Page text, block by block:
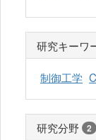
研究キーワ
制御工学
研究分野 2